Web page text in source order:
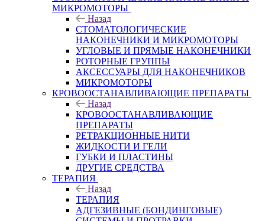
МИКРОМОТОРЫ
Назад
СТОМАТОЛОГИЧЕСКИЕ
НАКОНЕЧНИКИ И МИКРОМОТОРЫ
УГЛОВЫЕ И ПРЯМЫЕ НАКОНЕЧНИКИ
РОТОРНЫЕ ГРУППЫ
АКСЕССУАРЫ ДЛЯ НАКОНЕЧНИКОВ
МИКРОМОТОРЫ
КРОВООСТАНАВЛИВАЮЩИЕ ПРЕПАРАТЫ
Назад
КРОВООСТАНАВЛИВАЮЩИЕ
ПРЕПАРАТЫ
РЕТРАКЦИОННЫЕ НИТИ
ЖИДКОСТИ И ГЕЛИ
ГУБКИ И ПЛАСТИНЫ
ДРУГИЕ СРЕДСТВА
ТЕРАПИЯ
Назад
ТЕРАПИЯ
АДГЕЗИВНЫЕ (БОНДИНГОВЫЕ)